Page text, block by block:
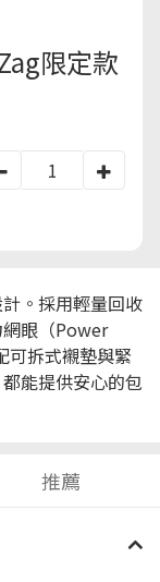
限定款
。採用輕量回收
眼（Power
可拆式襯墊與緊
能提供安心的包
推薦